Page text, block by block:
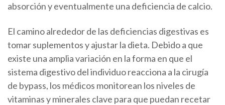
absorción y eventualmente una deficiencia de calcio.
El camino alrededor de las deficiencias digestivas es
tomar suplementos y ajustar la dieta. Debido a que
existe una amplia variación en la forma en que el
sistema digestivo del individuo reacciona a la cirugía
de bypass, los médicos monitorean los niveles de
vitaminas y minerales clave para que puedan recetar